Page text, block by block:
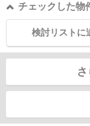
チェックした物
検討リストに